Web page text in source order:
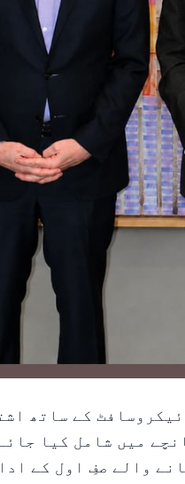
نے مائیکروسافٹ کے
میں شامل کیا
والے صفِ اول کے